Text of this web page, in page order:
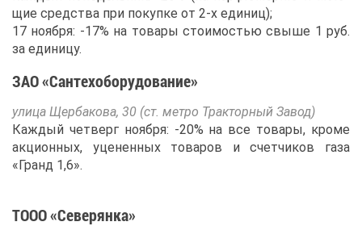
щие сред­ства при по­куп­ке от 2-х еди­ниц);
17 но­яб­ря: -17% на то­ва­ры сто­и­мо­стью свы­ше 1 руб.
за еди­ни­цу.
ЗАО «Сан­тех­о­бо­ру­до­ва­ние»
ули­ца Щер­ба­ко­ва, 30 (ст. мет­ро Трак­тор­ный За­вод)
Каж­дый чет­верг но­яб­ря: -20% на все то­ва­ры, кро­ме
ак­ци­он­ных, уце­нен­ных то­ва­ров и счет­чи­ков га­за
«Гранд 1,6».
ТО­ОО «Се­ве­рян­ка»